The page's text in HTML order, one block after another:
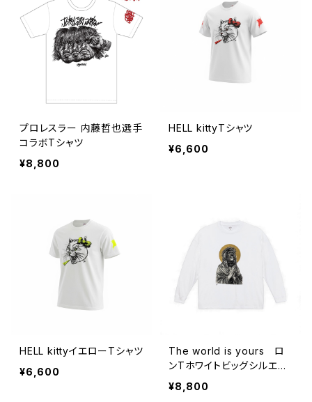
プロレスラー 内藤哲也選手
コラボTシャツ
¥8,800
HELL kittyTシャツ
¥6,600
HELL kittyイエローTシャツ
¥6,600
The world is yours ロ
ンTホワイトビッグシルエッ
ト
¥8,800